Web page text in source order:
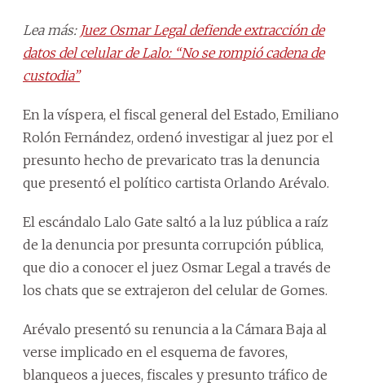
Lea más: Juez Osmar Legal defiende extracción de
datos del celular de Lalo: “No se rompió cadena de
custodia”
En la víspera, el fiscal general del Estado, Emiliano
Rolón Fernández, ordenó investigar al juez por el
presunto hecho de prevaricato tras la denuncia
que presentó el político cartista Orlando Arévalo.
El escándalo Lalo Gate saltó a la luz pública a raíz
de la denuncia por presunta corrupción pública,
que dio a conocer el juez Osmar Legal a través de
los chats que se extrajeron del celular de Gomes.
Arévalo presentó su renuncia a la Cámara Baja al
verse implicado en el esquema de favores,
blanqueos a jueces, fiscales y presunto tráfico de